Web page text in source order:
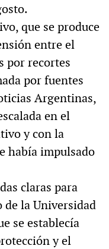
que se produce
entre el
por recortes
por fuentes
Argentinas,
en el
y con la
había impulsado
claras para
la Universidad
se establecía
y el